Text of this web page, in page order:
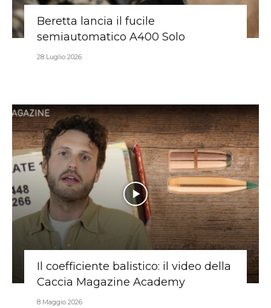
Beretta lancia il fucile
semiautomatico A400 Solo
28 Luglio 2026
Il coefficiente balistico: il video della
Caccia Magazine Academy
8 Maggio 2026